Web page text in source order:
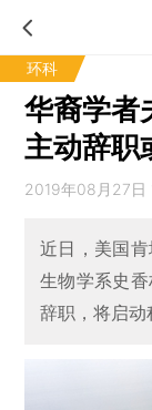
环科
华裔学者
主动辞职
2019年08月27日
近日，美国
生物学系史
辞职，将启